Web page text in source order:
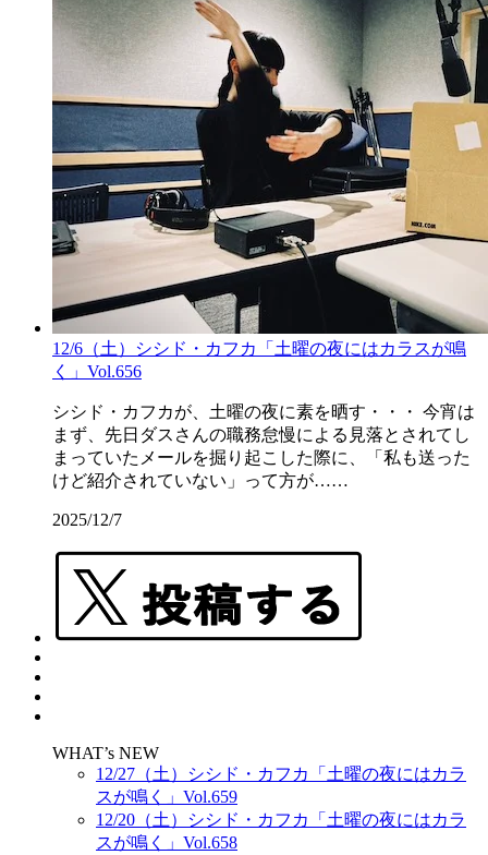
12/6（土）シシド・カフカ「土曜の夜にはカラスが鳴
く」Vol.656
シシド・カフカが、土曜の夜に素を晒す・・・ 今宵は
まず、先日ダスさんの職務怠慢による見落とされてし
まっていたメールを掘り起こした際に、「私も送った
けど紹介されていない」って方が……
2025/12/7
WHAT’s NEW
12/27（土）シシド・カフカ「土曜の夜にはカラ
スが鳴く」Vol.659
12/20（土）シシド・カフカ「土曜の夜にはカラ
スが鳴く」Vol.658